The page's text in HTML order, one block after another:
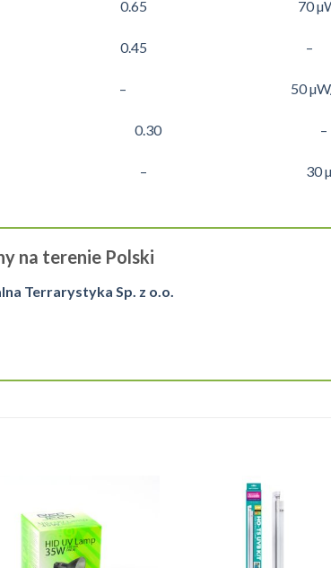
0.65 70 µW/
0.30 0.45 –
– 50 µW/
stosować 0.30 –
– 30 µW/
na terenie Polski
Terrarystyka Sp. z o.o.